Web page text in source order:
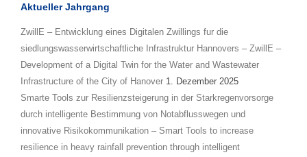
Aktueller Jahrgang
ZwillE – Entwicklung eines Digitalen Zwillings fur die
siedlungswasserwirtschaftliche Infrastruktur Hannovers – ZwillE –
Development of a Digital Twin for the Water and Wastewater
Infrastructure of the City of Hanover 1. Dezember 2025
Smarte Tools zur Resilienzsteigerung in der Starkregenvorsorge
durch intelligente Bestimmung von Notabflusswegen und
innovative Risikokommunikation – Smart Tools to increase
resilience in heavy rainfall prevention through intelligent